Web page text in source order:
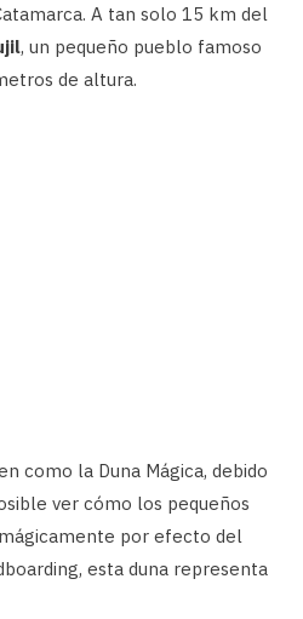
A tan solo 15 km del
, un pequeño pueblo famoso
de altura.
como la Duna Mágica, debido
ver cómo los pequeños
por efecto del
esta duna representa